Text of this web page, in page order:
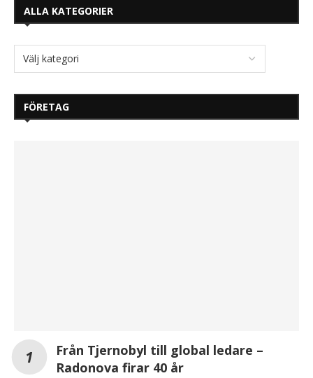
ALLA KATEGORIER
FÖRETAG
Från Tjernobyl till global ledare –
Radonova firar 40 år